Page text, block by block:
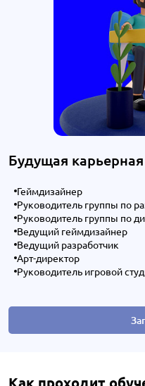
Будущая
Геймдизайнер
Руководитель группы по
Руководитель группы по
Ведущий геймдизайнер
Ведущий разработчик
Арт-директор
Руководитель игровой